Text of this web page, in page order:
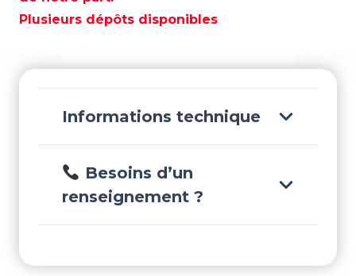
GEN
BRAVO
CM762145
Plusieurs dépôts disponibles
Informations technique
Besoins d’un
renseignement ?